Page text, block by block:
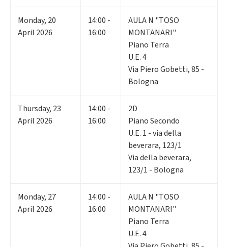
Monday, 20
April 2026
14:00 -
16:00
AULA N "TOSO
MONTANARI"
Piano Terra
U.E. 4
Via Piero Gobetti, 85 -
Bologna
Thursday, 23
April 2026
14:00 -
16:00
2D
Piano Secondo
U.E. 1 - via della
beverara, 123/1
Via della beverara,
123/1 - Bologna
Monday, 27
April 2026
14:00 -
16:00
AULA N "TOSO
MONTANARI"
Piano Terra
U.E. 4